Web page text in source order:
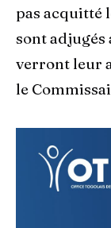
pas acquitté
sont adjugés
verront leur
le